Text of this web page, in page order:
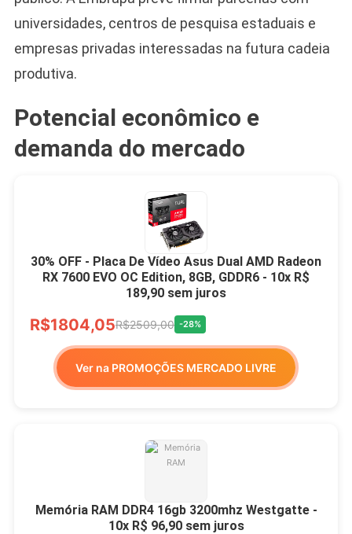
universidades, centros de pesquisa estaduais e
empresas privadas interessadas na futura cadeia
produtiva.
Potencial econômico e
demanda do mercado
30% OFF - Placa De Vídeo Asus Dual AMD Radeon
RX 7600 EVO OC Edition, 8GB, GDDR6 - 10x R$
189,90 sem juros
R$1804,05R$2509,00 -28%
Ver na PROMOÇÕES MERCADO LIVRE
Memória RAM DDR4 16gb 3200mhz Westgatte -
10x R$ 96,90 sem juros